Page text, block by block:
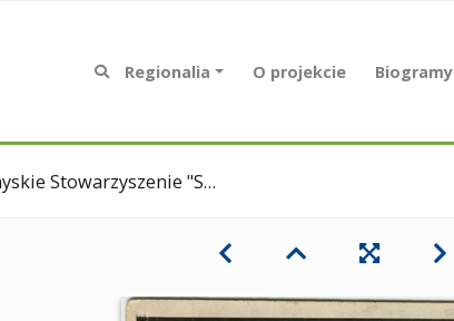
Regionalia O projekcie Biogramy
Stowarzyszenie "Sokół"